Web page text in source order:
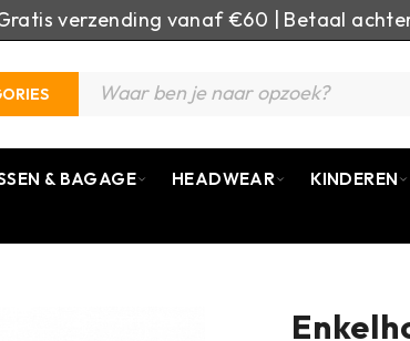
verzending vanaf €60 | Betaal
& BAGAGE HEADWEAR KINDEREN